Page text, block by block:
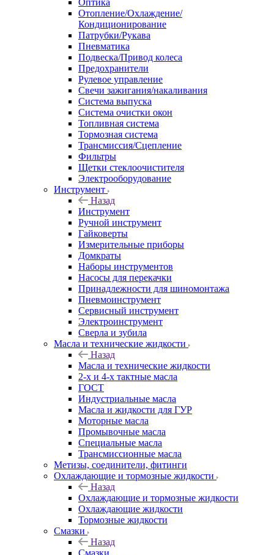
Оптика
Отопление/Охлаждение/
Кондиционирование
Патрубки/Рукава
Пневматика
Подвеска/Привод колеса
Предохранители
Рулевое управление
Свечи зажигания/накаливания
Система выпуска
Система очистки окон
Топливная система
Тормозная система
Трансмиссия/Сцепление
Фильтры
Щетки стеклоочистителя
Электрооборудование
Инструмент
Назад
Инструмент
Ручной инструмент
Гайковерты
Измерительные приборы
Домкраты
Наборы инструментов
Насосы для перекачки
Принадлежности для шиномонтажа
Пневмоинструмент
Сервисный инструмент
Электроинструмент
Сверла и зубила
Масла и технические жидкости
Назад
Масла и технические жидкости
2-х и 4-х тактные масла
ГОСТ
Индустриальные масла
Масла и жидкости для ГУР
Моторные масла
Промывочные масла
Специальные масла
Трансмиссионные масла
Метизы, соединители, фитинги
Охлаждающие и тормозные жидкости
Назад
Охлаждающие и тормозные жидкости
Охлаждающие жидкости
Тормозные жидкости
Смазки
Назад
Смазки